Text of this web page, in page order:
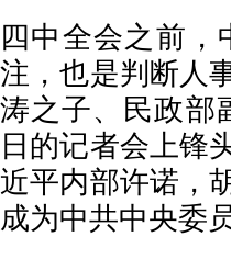
四中全会之前
注，也是判断人
涛之子、民政部
日的记者会上锋
近平内部许诺，
成为中共中央委员